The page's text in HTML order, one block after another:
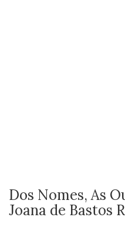
Dos Nomes, As
Joana de Bastos